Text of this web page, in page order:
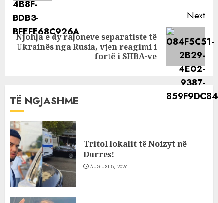
Next
Next
Njohja e dy rajoneve separatiste të
Ukrainës nga Rusia, vjen reagimi i
fortë i SHBA-ve
TË NGJASHME
Tritol lokalit të Noizyt në
Durrës!
AUGUST 8, 2026